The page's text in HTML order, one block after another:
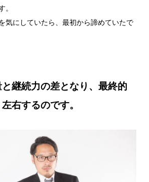
。
気にしていたら、最初から諦めていたで
継続力の差となり、最終的
右するのです。